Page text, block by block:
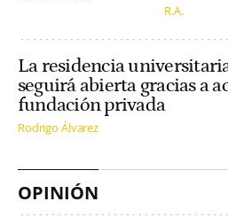
R.A.
La residencia
seguirá abierta gracias a
fundación privada
Rodrigo Álvarez
OPINIÓN